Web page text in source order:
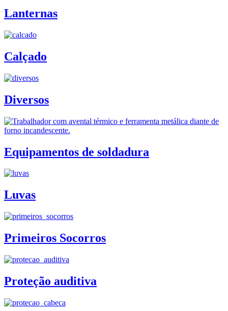
Lanternas
Calçado
Diversos
Equipamentos de soldadura
Luvas
Primeiros Socorros
Proteção auditiva